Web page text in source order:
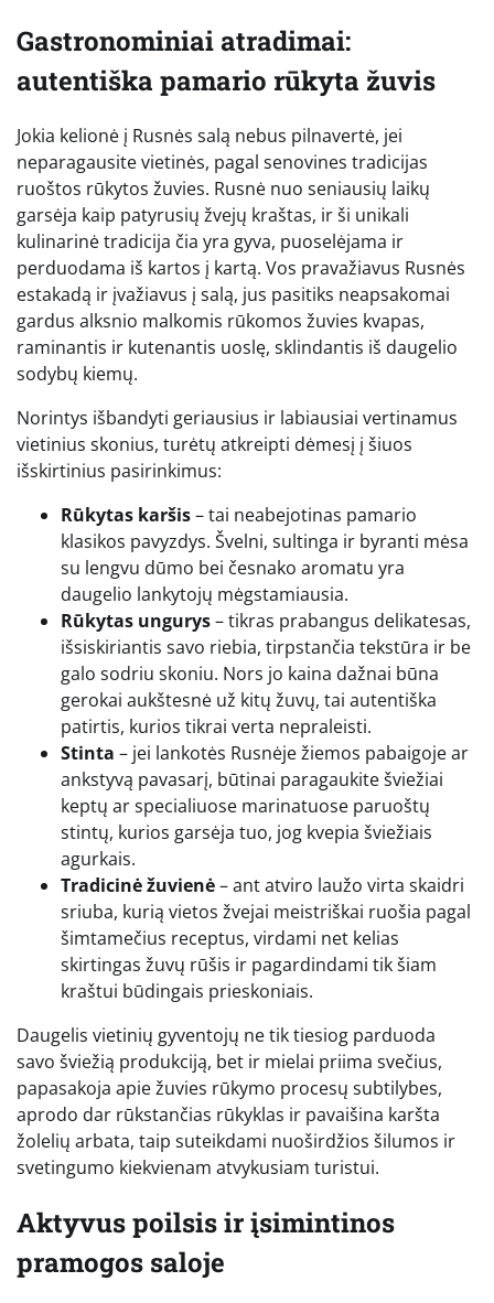
Gastronominiai atradimai:
autentiška pamario rūkyta žuvis
Jokia kelionė į Rusnės salą nebus pilnavertė, jei
neparagausite vietinės, pagal senovines tradicijas
ruoštos rūkytos žuvies. Rusnė nuo seniausių laikų
garsėja kaip patyrusių žvejų kraštas, ir ši unikali
kulinarinė tradicija čia yra gyva, puoselėjama ir
perduodama iš kartos į kartą. Vos pravažiavus Rusnės
estakadą ir įvažiavus į salą, jus pasitiks neapsakomai
gardus alksnio malkomis rūkomos žuvies kvapas,
raminantis ir kutenantis uoslę, sklindantis iš daugelio
sodybų kiemų.
Norintys išbandyti geriausius ir labiausiai vertinamus
vietinius skonius, turėtų atkreipti dėmesį į šiuos
išskirtinius pasirinkimus:
Rūkytas karšis– tai neabejotinas pamario
klasikos pavyzdys. Švelni, sultinga ir byranti mėsa
su lengvu dūmo bei česnako aromatu yra
daugelio lankytojų mėgstamiausia.
Rūkytas ungurys– tikras prabangus delikatesas,
išsiskiriantis savo riebia, tirpstančia tekstūra ir be
galo sodriu skoniu. Nors jo kaina dažnai būna
gerokai aukštesnė už kitų žuvų, tai autentiška
patirtis, kurios tikrai verta nepraleisti.
Stinta – jei lankotės Rusnėje žiemos pabaigoje ar
ankstyvą pavasarį, būtinai paragaukite šviežiai
keptų ar specialiuose marinatuose paruoštų
stintų, kurios garsėja tuo, jog kvepia šviežiais
agurkais.
Tradicinė žuvienė– ant atviro laužo virta skaidri
sriuba, kurią vietos žvejai meistriškai ruošia pagal
šimtamečius receptus, virdami net kelias
skirtingas žuvų rūšis ir pagardindami tik šiam
kraštui būdingais prieskoniais.
Daugelis vietinių gyventojų ne tik tiesiog parduoda
savo šviežią produkciją, bet ir mielai priima svečius,
papasakoja apie žuvies rūkymo procesų subtilybes,
aprodo dar rūkstančias rūkyklas ir pavaišina karšta
žolelių arbata, taip suteikdami nuoširdžios šilumos ir
svetingumo kiekvienam atvykusiam turistui.
Aktyvus poilsis ir įsimintinos
pramogos saloje